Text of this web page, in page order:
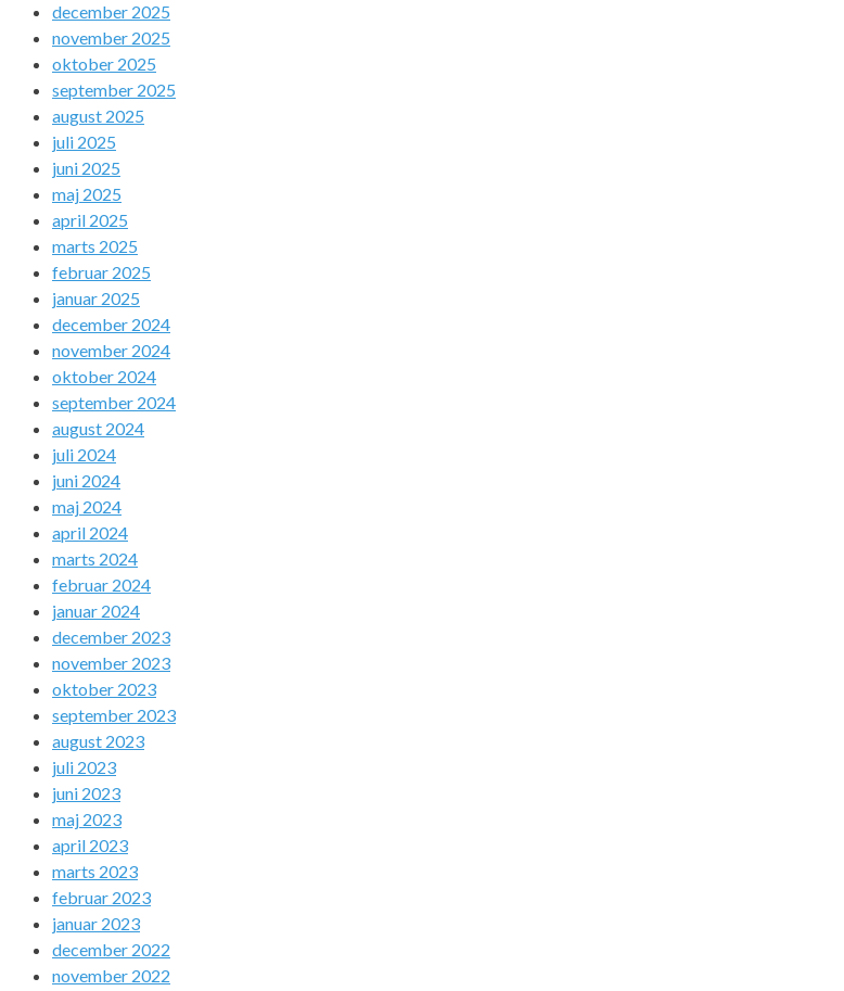
december 2025
november 2025
oktober 2025
september 2025
august 2025
juli 2025
juni 2025
maj 2025
april 2025
marts 2025
februar 2025
januar 2025
december 2024
november 2024
oktober 2024
september 2024
august 2024
juli 2024
juni 2024
maj 2024
april 2024
marts 2024
februar 2024
januar 2024
december 2023
november 2023
oktober 2023
september 2023
august 2023
juli 2023
juni 2023
maj 2023
april 2023
marts 2023
februar 2023
januar 2023
december 2022
november 2022